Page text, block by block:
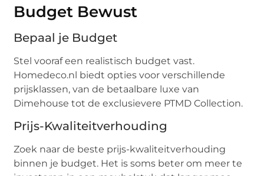
Budget Bewust
Bepaal je Budget
Stel vooraf een realistisch budget vast.
Homedeco.nl biedt opties voor verschillende
prijsklassen, van de betaalbare luxe van
Dimehouse tot de exclusievere PTMD Collection.
Prijs-Kwaliteitverhouding
Zoek naar de beste prijs-kwaliteitverhouding
binnen je budget. Het is soms beter om meer te